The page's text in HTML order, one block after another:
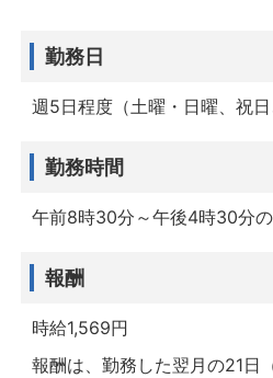
勤務日
週5日程度（土曜・日曜、祝日
勤務時間
午前8時30分～午後4時30分
報酬
時給1,569円
報酬は、勤務した翌月の21日